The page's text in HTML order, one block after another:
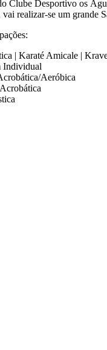
Clube Desportivo os
realizar-se um grande
| Karaté Amicale |
Individual
Aeróbica
Acrobática